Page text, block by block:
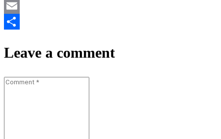
Mastodon
Email
Leave a comment